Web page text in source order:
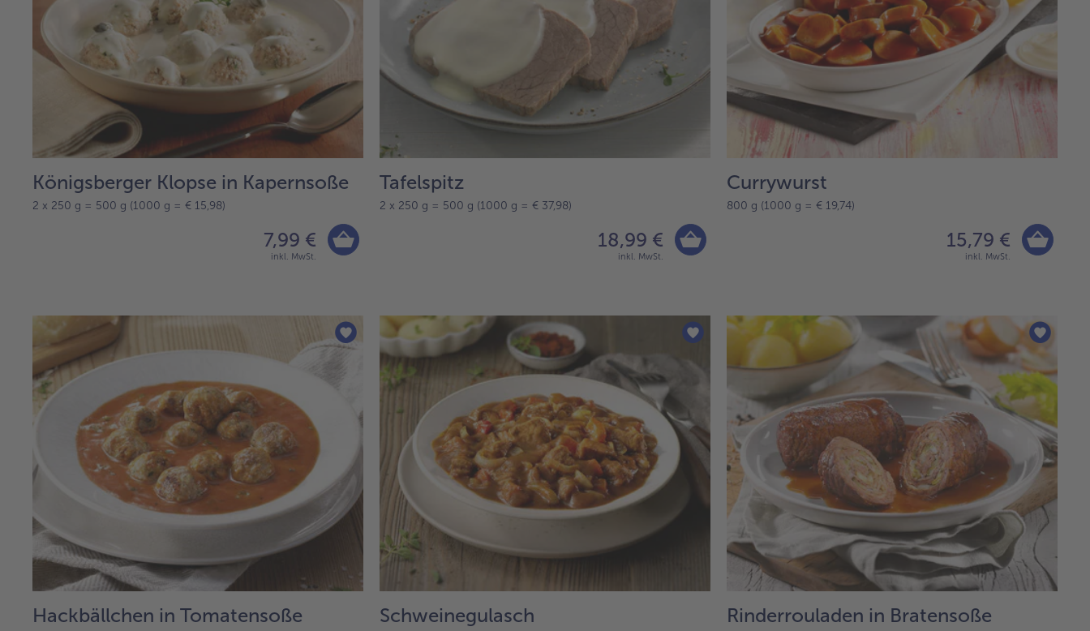
Königsberger Klopse in Kapernsoße
2 x 250 g = 500 g (1000 g = € 15,98)
7,99 €
inkl. MwSt.
Tafelspitz
2 x 250 g = 500 g (1000 g = € 37,98)
18,99 €
inkl. MwSt.
Currywurst
800 g (1000 g = € 19,74)
15,79 €
inkl. MwSt.
Hackbällchen in Tomatensoße Schweinegulasch Rinderrouladen in Bratensoße